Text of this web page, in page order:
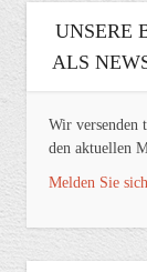
UNSERE
ALS
Wir versenden
den aktuellen
Melden Sie